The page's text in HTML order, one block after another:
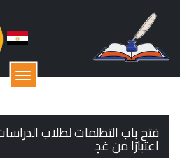
فتح باب التظلمات لطلاب
اعتبارًا من غدٍ